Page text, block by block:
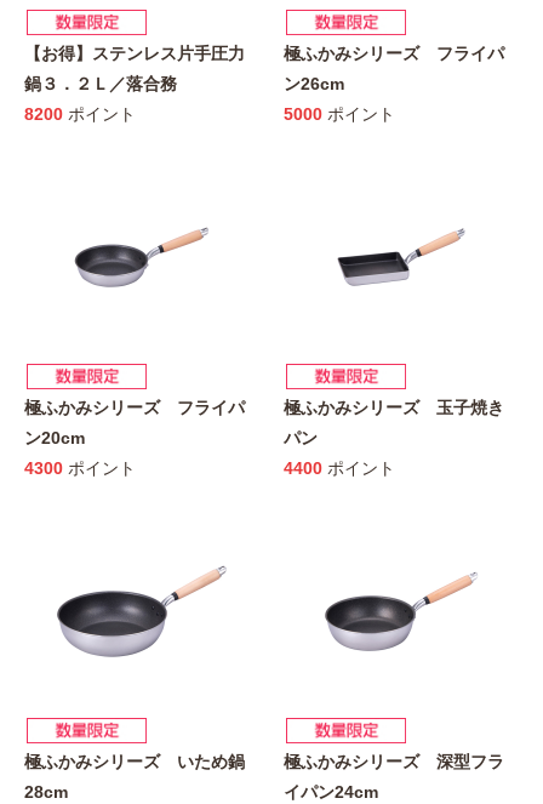
【お得】ステンレス片手圧力
鍋３．２Ｌ／落合務
8200 ポイント
極ふかみシリーズ フライパ
ン26cm
5000 ポイント
極ふかみシリーズ フライパ
ン20cm
4300 ポイント
極ふかみシリーズ 玉子焼き
パン
4400 ポイント
極ふかみシリーズ いため鍋
28cm
極ふかみシリーズ 深型フラ
イパン24cm